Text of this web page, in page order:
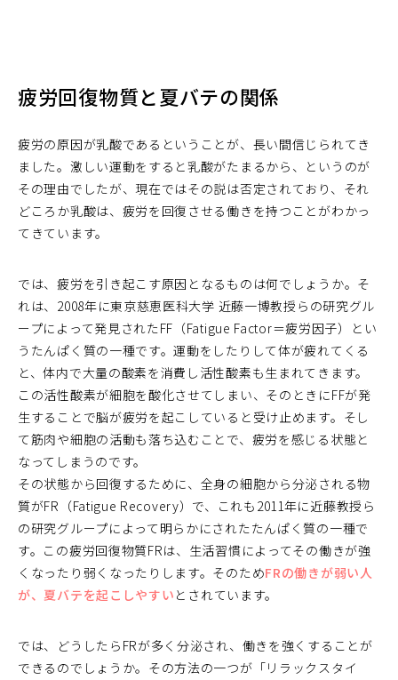
疲労回復物質と夏バテの関係
疲労の原因が乳酸であるということが、長い間信じられてき
ました。激しい運動をすると乳酸がたまるから、というのが
その理由でしたが、現在ではその説は否定されており、それ
どころか乳酸は、疲労を回復させる働きを持つことがわかっ
てきています。
では、疲労を引き起こす原因となるものは何でしょうか。そ
れは、2008年に東京慈恵医科大学 近藤一博教授らの研究グル
ープによって発見されたFF（Fatigue Factor＝疲労因子）とい
うたんぱく質の一種です。運動をしたりして体が疲れてくる
と、体内で大量の酸素を消費し活性酸素も生まれてきます。
この活性酸素が細胞を酸化させてしまい、そのときにFFが発
生することで脳が疲労を起こしていると受け止めます。そし
て筋肉や細胞の活動も落ち込むことで、疲労を感じる状態と
なってしまうのです。
その状態から回復するために、全身の細胞から分泌される物
質がFR（Fatigue Recovery）で、これも2011年に近藤教授ら
の研究グループによって明らかにされたたんぱく質の一種で
す。この疲労回復物質FRは、生活習慣によってその働きが強
くなったり弱くなったりします。そのためFRの働きが弱い人
が、夏バテを起こしやすい とされています。
では、どうしたらFRが多く分泌され、働きを強くすることが
できるのでしょうか。その方法の一つが「リラックスタイ